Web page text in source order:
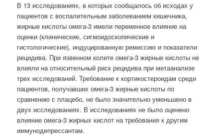
В 13 исследованиях, в которых сообщалось об исходах у
пациентов с воспалительным заболеванием кишечника,
жирные кислоты омега-3 имели переменное влияние на
оценки (клинические, сигмоидоскопические и
гистологические), индуцированную ремиссию и показатели
рецидива. При язвенном колите омега-3 жирные кислоты не
влияли на относительный риск рецидива при метаанализе
трех исследований. Требование к кортикостероидам среди
пациентов, получавших омега-3 жирные кислоты по
сравнению с плацебо, не было значительно уменьшено в
двух исследованиях. В исследованиях не было оценено
влияние омега-3 жирных кислот на требования к другим
иммунодепрессантам.